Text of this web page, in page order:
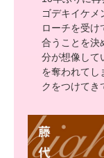
ゴデキイケメ
ローチを受け
合うことを決
分が想像して
を奪われてし
クをつけてき